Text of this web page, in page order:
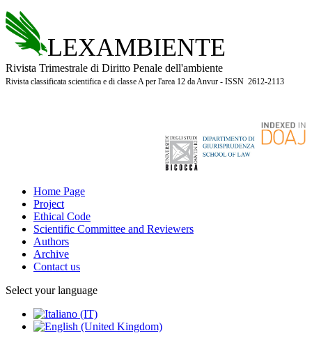
LEXAMBIENTE
Rivista Trimestrale di Diritto Penale dell'ambiente
Rivista classificata scientifica e di classe A per l'area 12 da Anvur - ISSN 2612-2113
Home Page
Project
Ethical Code
Scientific Committee and Reviewers
Authors
Archive
Contact us
Select your language